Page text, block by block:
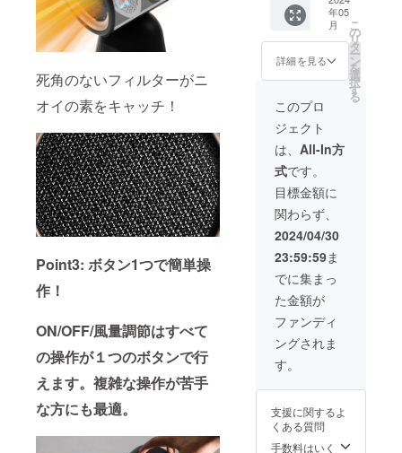
死角のないフィルターがニ
オイの素をキャッチ！
Point3: ボタン1つで簡単操
作！
ON/OFF/風量調節はすべて
の操作が１つのボタンで行
えます。複雑な操作が苦手
な方にも最適。
す。
カーボ
ンフィ
ルター
×6 ・日
本語取
沖縄・
島は発
送いた
しかね
ますの
でご理
解の
上、ご
支援の
願いい
たしま
す。
込）
内容
物： ・
NewBe
フード
本体
TBX8)
色：
ブラッ
ク ×1
台 ・AC
アダプ
タｘ1
・ポリ
マフィ
ルター
×5 ・
カーボ
ンフィ
ルター
×6 ・日
本語取
沖縄・
一部離
島は発
送いた
しかね
年05
月
詳細を見る
こ
の
リ
タ
ー
ン
を
選
択
す
る
このプロ
ジェクト
は、 All-In方
式です。
目標金額に
関わらず、
2024/04/30
23:59:59ま
でに集まっ
た金額が
ファンディ
ングされま
す。
支援に関するよ
くある質問
手数料はいく